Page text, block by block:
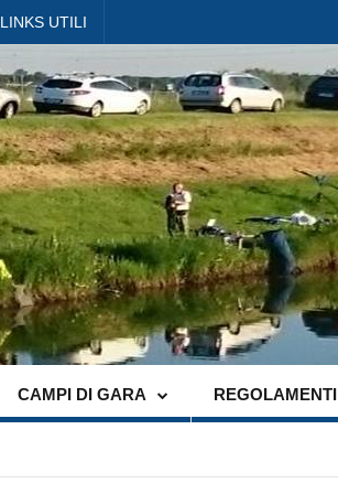
LINKS UTILI
CAMPI DI GARA REGOLAMENTI